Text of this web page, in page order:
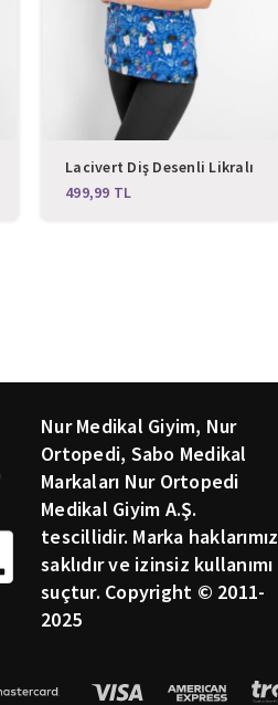
Lacivert Diş Desenli Likralı
Üst Forma
TL
Nur Medikal Giyim, Nur
Ortopedi, Sabo Medikal
Markaları Nur Ortopedi
Medikal Giyim A.Ş.
tescillidir. Marka haklarımız
saklıdır ve izinsiz kullanımı
suçtur. Copyright © 2011-
2025